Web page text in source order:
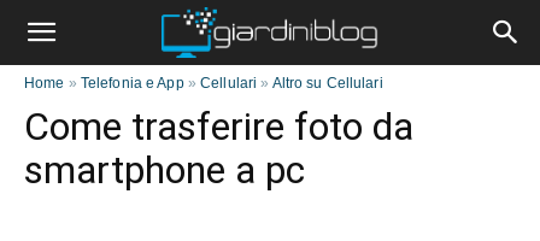
Home » Telefonia e App»Cellulari » Altro su Cellulari
Come trasferire foto da
smartphone a pc